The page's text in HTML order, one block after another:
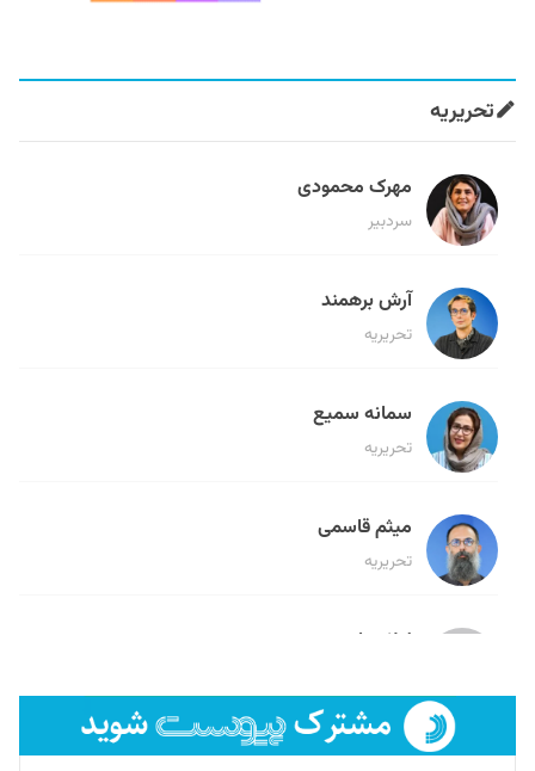
تحریریه
مهرک محمودی
سردبیر
آرش برهمند
تحریریه
سمانه سمیع
تحریریه
میثم قاسمی
تحریریه
لیلا حنارود
فائزه فتحی رستمی